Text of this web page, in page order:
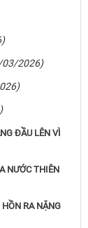
2026)
ĐẦU LÊN VÌ
NƯỚC THIÊN
RA NẶNG